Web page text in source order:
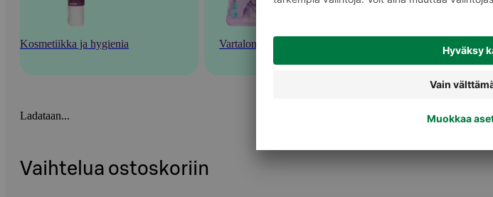
Kosmetiikka ja hygienia Vartalonhoito Ihokarvanpoistoaineet
Ladataan...
Vaihtelua ostoskoriin